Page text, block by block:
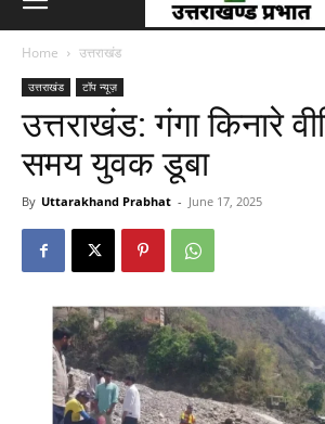
Home उत्तराखंड
उत्तराखंड टॉप न्यूज़
उत्तराखंड: गंगा किनारे
समय युवक डूबा
By Uttarakhand Prabhat - June 17, 2025